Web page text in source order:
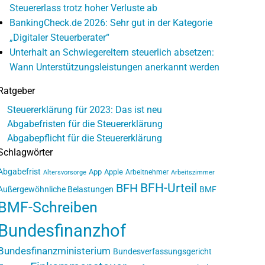
Steuererlass trotz hoher Verluste ab
BankingCheck.de 2026: Sehr gut in der Kategorie
„Digitaler Steuerberater“
Unterhalt an Schwiegereltern steuerlich absetzen:
Wann Unterstützungsleistungen anerkannt werden
Steuererklärung für 2023: Das ist neu
Abgabefristen für die Steuererklärung
Abgabepflicht für die Steuererklärung
Altersvorsorge App Apple Arbeitnehmer Arbeitszimmer
Belastungen BFH BFH-Urteil BMF
Schreiben
Bundesverfassungsgericht